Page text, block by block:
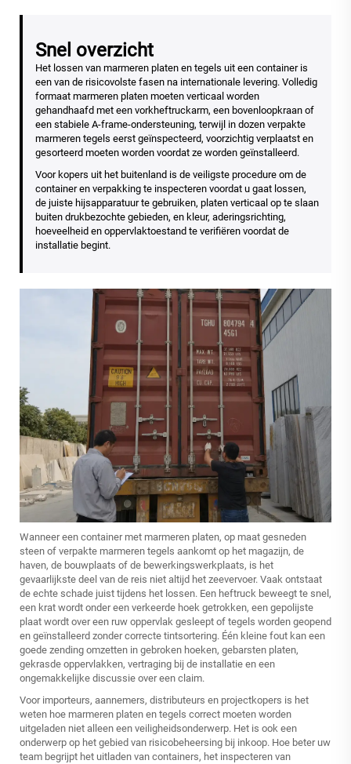
Snel overzicht
Het lossen van marmeren platen en tegels uit een container is
een van de risicovolste fasen na internationale levering. Volledig
formaat marmeren platen moeten verticaal worden
gehandhaafd met een vorkheftruckarm, een bovenloopkraan of
een stabiele A-frame-ondersteuning, terwijl in dozen verpakte
marmeren tegels eerst geïnspecteerd, voorzichtig verplaatst en
gesorteerd moeten worden voordat ze worden geïnstalleerd.
Voor kopers uit het buitenland is de veiligste procedure om de
container en verpakking te inspecteren voordat u gaat lossen,
de juiste hijsapparatuur te gebruiken, platen verticaal op te slaan
buiten drukbezochte gebieden, en kleur, aderingsrichting,
hoeveelheid en oppervlaktoestand te verifiëren voordat de
installatie begint.
Wanneer een container met marmeren platen, op maat gesneden
steen of verpakte marmeren tegels aankomt op het magazijn, de
haven, de bouwplaats of de bewerkingswerkplaats, is het
gevaarlijkste deel van de reis niet altijd het zeevervoer. Vaak ontstaat
de echte schade juist tijdens het lossen. Een heftruck beweegt te snel,
een krat wordt onder een verkeerde hoek getrokken, een gepolijste
plaat wordt over een ruw oppervlak gesleept of tegels worden geopend
en geïnstalleerd zonder correcte tintsortering. Één kleine fout kan een
goede zending omzetten in gebroken hoeken, gebarsten platen,
gekrasde oppervlakken, vertraging bij de installatie en een
ongemakkelijke discussie over een claim.
Voor importeurs, aannemers, distributeurs en projectkopers is het
weten hoe marmeren platen en tegels correct moeten worden
uitgeladen niet alleen een veiligheidsonderwerp. Het is ook een
onderwerp op het gebied van risicobeheersing bij inkoop. Hoe beter uw
team begrijpt het uitladen van containers, het inspecteren van